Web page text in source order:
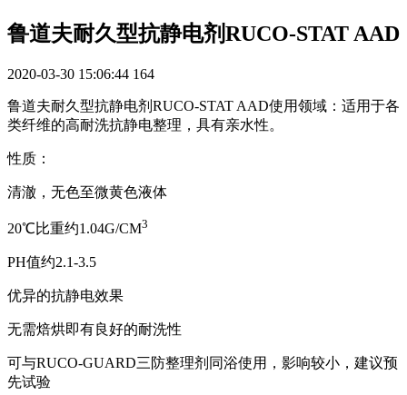
鲁道夫耐久型抗静电剂RUCO-STAT AAD
2020-03-30 15:06:44 164
鲁道夫耐久型抗静电剂RUCO-STAT AAD使用领域：适用于各
类纤维的高耐洗抗静电整理，具有亲水性。
性质：
清澈，无色至微黄色液体
20℃比重约1.04G/CM3
PH值约2.1-3.5
优异的抗静电效果
无需焙烘即有良好的耐洗性
可与RUCO-GUARD三防整理剂同浴使用，影响较小，建议预
先试验